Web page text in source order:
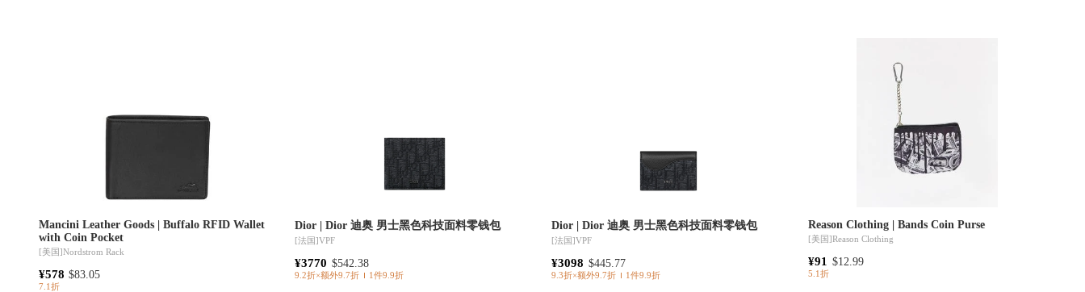
Mancini Leather Goods | Buffalo RFID Wallet
with Coin Pocket
[美国]Nordstrom Rack
¥578 $83.05
7.1折
Dior | Dior 迪奥 男士黑色科技面料零钱包
[法国]VPF
¥3770 $542.38
9.2折×额外9.7折 1件9.9折
Dior | Dior 迪奥 男士黑色科技面料零钱包
[法国]VPF
¥3098 $445.77
9.3折×额外9.7折 1件9.9折
Reason Clothing | Bands Coin Purse
[美国]Reason Clothing
¥91 $12.99
5.1折